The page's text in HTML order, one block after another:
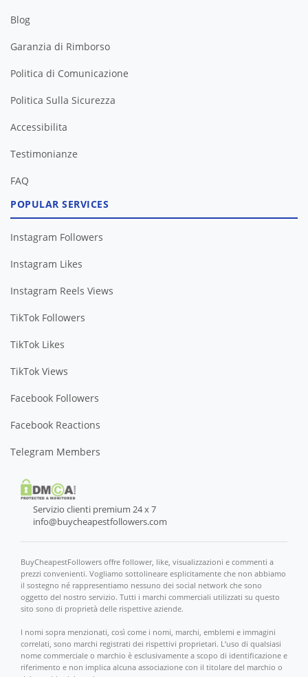
Blog
Garanzia di Rimborso
Politica di Comunicazione
Politica Sulla Sicurezza
Accessibilita
Testimonianze
FAQ
POPULAR SERVICES
Instagram Followers
Instagram Likes
Instagram Reels Views
TikTok Followers
TikTok Likes
TikTok Views
Facebook Followers
Facebook Reactions
Telegram Members
Servizio clienti premium 24 x 7
info@buycheapestfollowers.com
BuyCheapestFollowers offre follower, like, visualizzazioni e commenti a
prezzi convenienti. Vogliamo sottolineare esplicitamente che non abbiamo
il sostegno né rappresentiamo nessuno dei social network che sono
oggetto del nostro servizio. Tutti i marchi commerciali utilizzati su questo
sito sono di proprietà delle rispettive aziende.
I nomi sopra menzionati, così come i nomi, marchi, emblemi e immagini
correlati, sono marchi registrati dei rispettivi proprietari. L’uso di qualsiasi
nome commerciale o marchio è esclusivamente a scopo di identificazione e
riferimento e non implica alcuna associazione con il titolare del marchio o